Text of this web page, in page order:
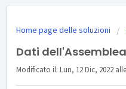
Home page delle soluzioni
Dati dell'Assemblea
Modificato il: Lun, 12 Dic, 2022 alle